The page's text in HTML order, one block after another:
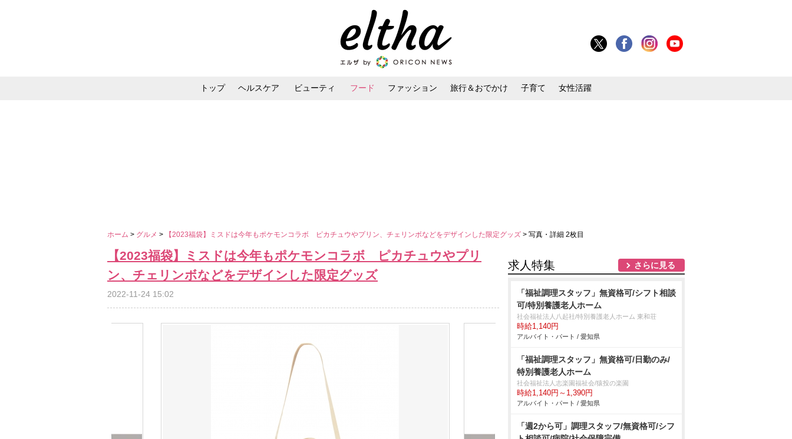
トップ ヘルスケア ビューティ フード ファッション 旅行＆おでかけ 子育て 女性活躍
ホーム > グルメ > 【2023福袋】ミスドは今年もポケモンコラボ ピカチュウやプリン、チェリンボなどをデザインした限定グッズ > 写真・詳細 2枚目
【2023福袋】ミスドは今年もポケモンコラボ ピカチュウやプリ
ン、チェリンボなどをデザインした限定グッズ
2022-11-24 15:02
求人特集 さらに見る
「福祉調理スタッフ」無資格可/シフト相談
可/特別養護老人ホーム
社会福祉法人八起社/特別養護老人ホーム 東和荘
時給1,140円
アルバイト・パート / 愛知県
「福祉調理スタッフ」無資格可/日勤のみ/
特別養護老人ホーム
社会福祉法人志楽園福祉会/猿投の楽園
時給1,140円～1,390円
アルバイト・パート / 愛知県
「週2から可」調理スタッフ/無資格可/シフ